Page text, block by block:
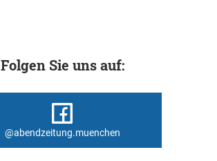
Folgen Sie uns auf:
@abendzeitung.muenchen